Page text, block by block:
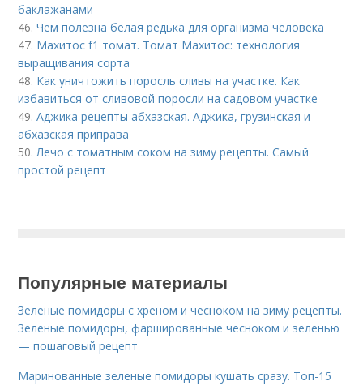
баклажанами
46.Чем полезна белая редька для организма человека
47. Махитос f1 томат. Томат Махитос: технология
выращивания сорта
48. Как уничтожить поросль сливы на участке. Как
избавиться от сливовой поросли на садовом участке
49.Аджика рецепты абхазская. Аджика, грузинская и
абхазская приправа
50. Лечо с томатным соком на зиму рецепты. Самый
простой рецепт
Популярные материалы
Зеленые помидоры с хреном и чесноком на зиму рецепты.
Зеленые помидоры, фаршированные чесноком и зеленью
— пошаговый рецепт
Маринованные зеленые помидоры кушать сразу. Топ-15